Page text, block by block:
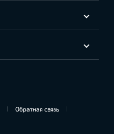
Обратная связь